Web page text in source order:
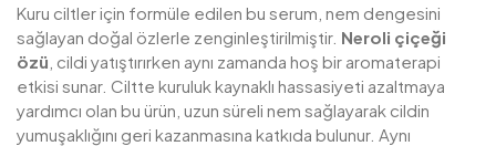
Kuru ciltler için formüle edilen bu serum, nem dengesini
sağlayan doğal özlerle zenginleştirilmiştir. Neroli çiçeği
özü , cildi yatıştırırken aynı zamanda hoş bir aromaterapi
etkisi sunar. Ciltte kuruluk kaynaklı hassasiyeti azaltmaya
yardımcı olan bu ürün, uzun süreli nem sağlayarak cildin
yumuşaklığını geri kazanmasına katkıda bulunur. Aynı